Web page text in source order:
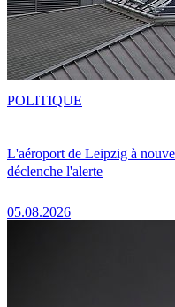
L'aéroport de Leipzig à
déclenche l'alerte
05.08.2026
POLITIQUE